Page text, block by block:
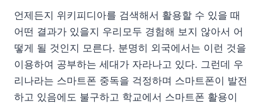
언제든지 위키피디아를 검색해서 활용할 수 있을 때
어떤 결과가 있을지 우리모두 경험해 보지 않아서 어
떻게 될 것인지 모른다. 분명히 외국에서는 이런 것을
이용하여 공부하는 세대가 자라나고 있다. 그런데 우
리나라는 스마트폰 중독을 걱정하며 스마트폰이 발전
하고 있음에도 불구하고 학교에서 스마트폰 활용이